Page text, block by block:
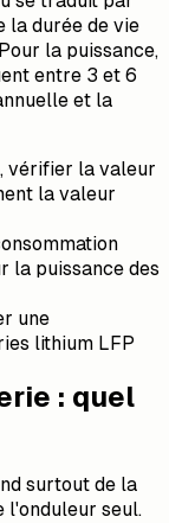
la durée de vie
la puissance,
entre 3 et 6
et la
vérifier la valeur
la valeur
la puissance des
une
lithium LFP
: quel
surtout de la
l'onduleur seul.